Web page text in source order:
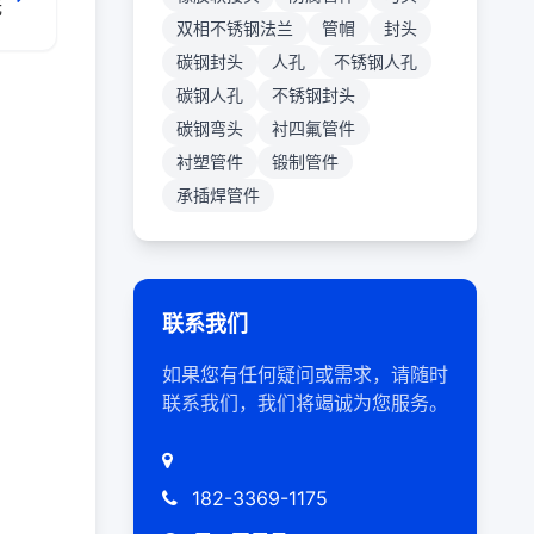
双相不锈钢法兰
管帽
封头
碳钢封头
人孔
不锈钢人孔
碳钢人孔
不锈钢封头
碳钢弯头
衬四氟管件
衬塑管件
锻制管件
承插焊管件
联系我们
如果您有任何疑问或需求，请随时
联系我们，我们将竭诚为您服务。
182-3369-1175